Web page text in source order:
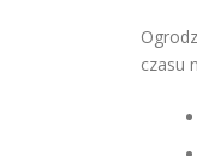
czasu